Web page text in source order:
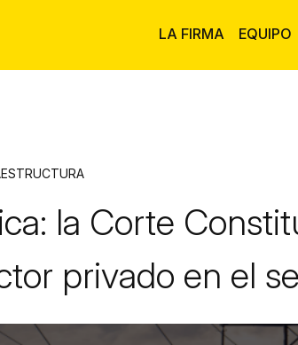
LA FIRMA
EQUIPO
la Corte
privado en el